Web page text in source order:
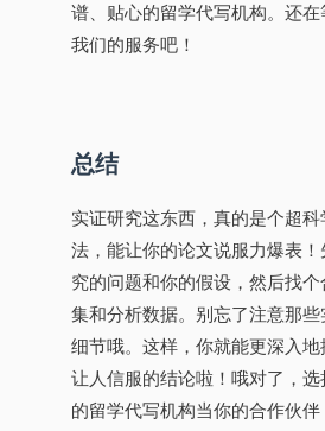
谱、贴心的留学代写机构。还
我们的服务吧！
总结
实证研究这东西，真的是个超
法，能让你的论文说服力爆表
究的问题和你的假设，然后找
集和分析数据。别忘了注意那
细节哦。这样，你就能更深入地
让人信服的结论啦！哦对了，
的留学代写机构当你的合作伙